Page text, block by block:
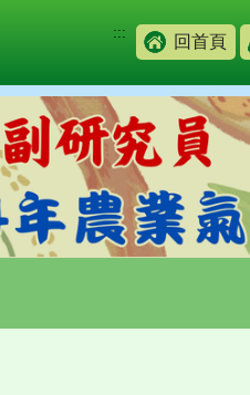
::: 回首頁